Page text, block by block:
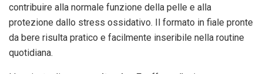
contribuire alla normale funzione della pelle e alla
protezione dallo stress ossidativo. Il formato in fiale pronte
da bere risulta pratico e facilmente inseribile nella routine
quotidiana.